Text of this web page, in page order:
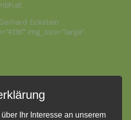
Eckstein
img_size=“large“
Ihr Interesse an unserem